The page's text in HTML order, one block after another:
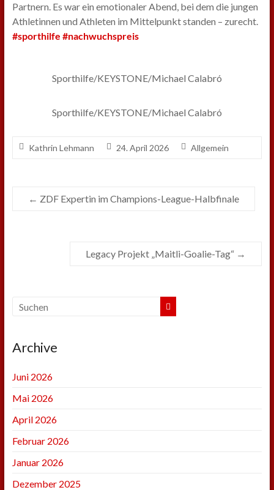
Partnern. Es war ein emotionaler Abend, bei dem die jungen
Athletinnen und Athleten im Mittelpunkt standen – zurecht.
#sporthilfe #nachwuchspreis
Sporthilfe/KEYSTONE/Michael Calabró
Sporthilfe/KEYSTONE/Michael Calabró
Kathrin Lehmann 24. April 2026 Allgemein
← ZDF Expertin im Champions-League-Halbfinale
Legacy Projekt „Maitli-Goalie-Tag“ →
Archive
Juni 2026
Mai 2026
April 2026
Februar 2026
Januar 2026
Dezember 2025